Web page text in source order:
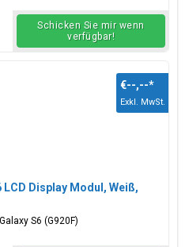
Schicken Sie mir wenn
verfügbar!
LCD Display Modul, Weiß,
S6 (G920F)
€--,--*
Exkl. MwSt.